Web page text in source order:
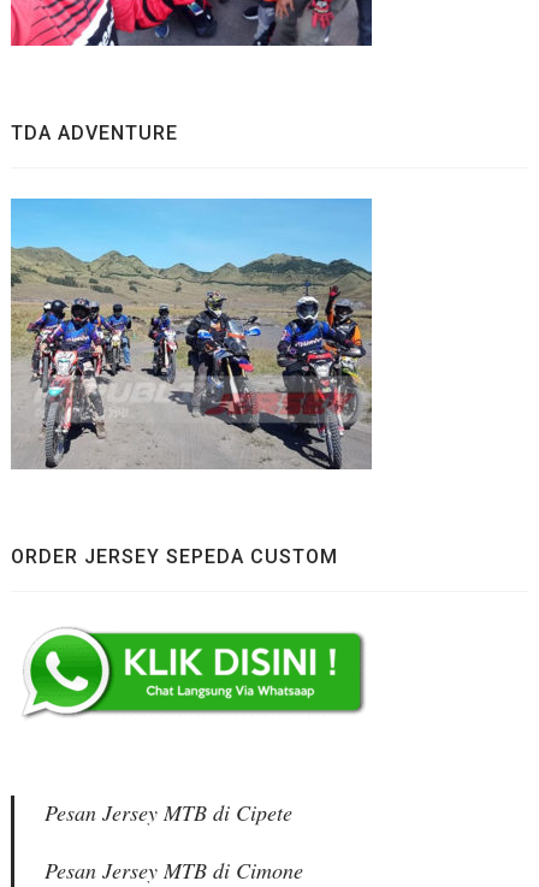
TDA ADVENTURE
ORDER JERSEY SEPEDA CUSTOM
Pesan Jersey MTB di Cipete
Pesan Jersey MTB di Cimone